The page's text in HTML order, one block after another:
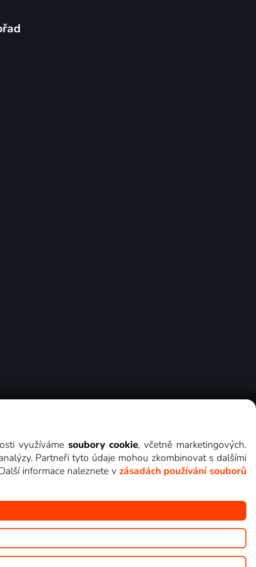
můžete sledovat v Lepší.TV.
využívámesoubory cookie, včetně marketingových.
Partneři tyto údaje mohou zkombinovat s dalšími
informace naleznete v zásadách používání souborů